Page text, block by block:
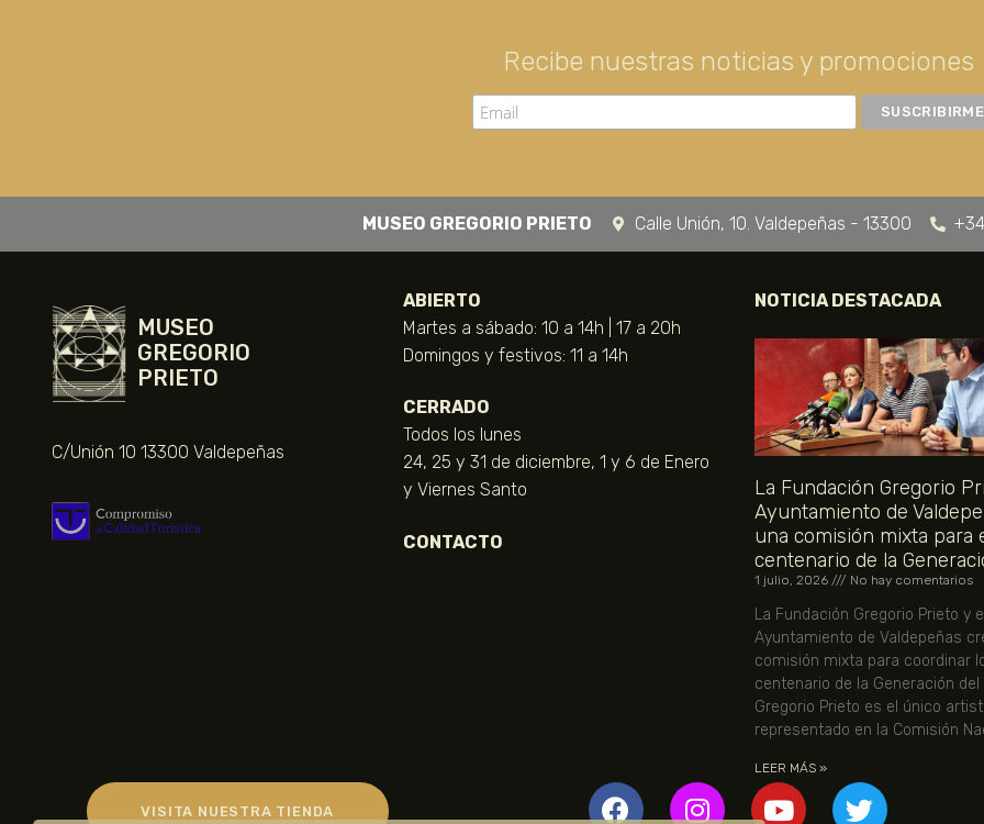
Recibe nuestras noticias y promociones
MUSEO GREGORIO PRIETO Calle Unión, 10. Valdepeñas - 13300
MUSEO
GREGORIO
PRIETO
C/Unión 10 13300 Valdepeñas
ABIERTO
Martes a sábado: 10 a 14h | 17 a 20h
Domingos y festivos: 11 a 14h
CERRADO
Todos los lunes
24, 25 y 31 de diciembre, 1 y 6 de Enero
y Viernes Santo
CONTACTO
NOTICIA DESTACADA
La Fundación Gregorio
Ayuntamiento de
una comisión mixta para
centenario de la
1 julio, 2026 No hay comentarios
La Fundación Gregorio Prieto y
Ayuntamiento de Valdepeñas
comisión mixta para coordinar
centenario de la Generación del
Gregorio Prieto es el único
representado en la Comisión
LEER MÁS »
VISITA NUESTRA TIENDA